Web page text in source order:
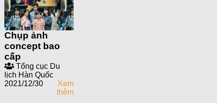
Chụp ảnh
concept bao
cấp
Tổng cục Du
lịch Hàn Quốc
2021/12/30
Xem
thêm